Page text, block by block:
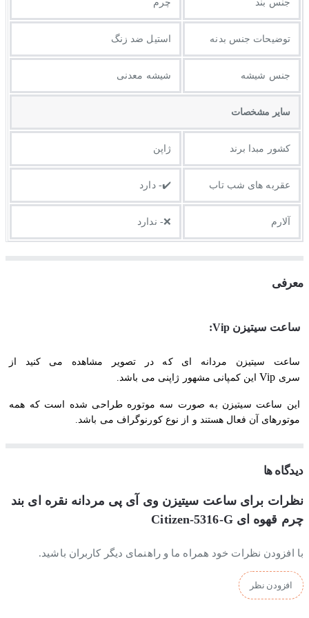
جنس بند چرم
توضيحات جنس بدنه استیل ضد زنگ
جنس شیشه شیشه معدنی
ساير مشخصات
کشور مبدا برند ژاپن
عقربه های شب تاب ✔️- دارد
آلارم ❌- ندارد
معرفی
ساعت سیتیزن Vip:
ساعت سیتیزن مردانه ای که در تصویر مشاهده می کنید از
سری Vip این کمپانی مشهور ژاپنی می باشد.
این ساعت سیتیزن به صورت سه موتوره طراحی شده است که همه
موتورهای آن فعال هستند و از نوع کورنوگراف می باشد.
روزمره بادوام قابل استفاده است.
جنس بند و بدنه ساعت سیتیزن
جنس بدنه این ساعت از استیل ضدزنگ و ضدحساسیت ساخته شده
است و بخاطر آبکاری قوی و با ثباتی که بروی بدنه و بند این ساعت
سیتیزن انجام شده، کاملا رنگ ثابتی دارد. جنس بندش هم از چرم می
باشد.
دیدگاه ها
نظرات برای ساعت سیتیزن وی آی پی مردانه نقره ای بند
چرم قهوه ای Citizen-5316-G
با افزودن نظرات خود همراه ما و راهنمای دیگر کاربران باشید.
افزودن نظر